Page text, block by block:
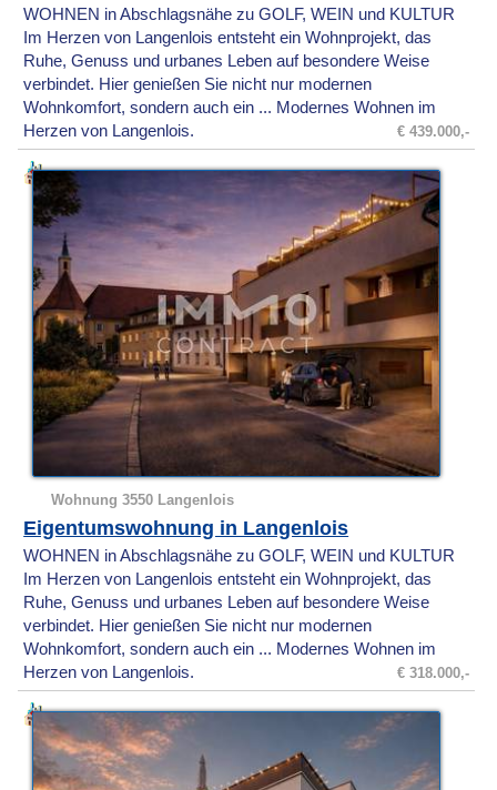
WOHNEN in Abschlagsnähe zu GOLF, WEIN und KULTUR
Im Herzen von Langenlois entsteht ein Wohnprojekt, das
Ruhe, Genuss und urbanes Leben auf besondere Weise
verbindet. Hier genießen Sie nicht nur modernen
Wohnkomfort, sondern auch ein ... Modernes Wohnen im
Herzen von Langenlois.
€ 439.000,-
Wohnung 3550 Langenlois
Eigentumswohnung in Langenlois
WOHNEN in Abschlagsnähe zu GOLF, WEIN und KULTUR
Im Herzen von Langenlois entsteht ein Wohnprojekt, das
Ruhe, Genuss und urbanes Leben auf besondere Weise
verbindet. Hier genießen Sie nicht nur modernen
Wohnkomfort, sondern auch ein ... Modernes Wohnen im
Herzen von Langenlois.
€ 318.000,-